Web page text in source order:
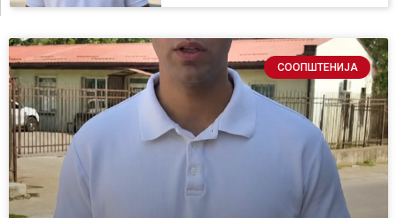
СООПШТЕНИЈА